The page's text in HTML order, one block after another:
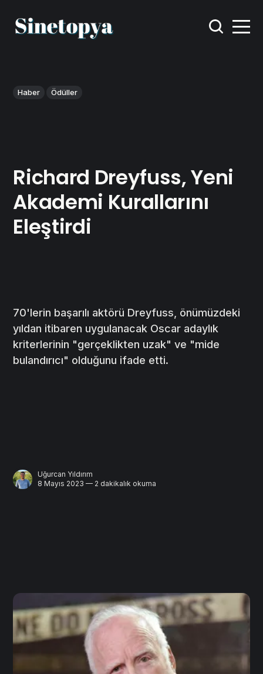
Haber Ödüller
Richard Dreyfuss, Yeni
Akademi Kurallarını
Eleştirdi
70'lerin başarılı aktörü Dreyfuss, önümüzdeki
yıldan itibaren uygulanacak Oscar adaylık
kriterlerinin "gerçeklikten uzak" ve "mide
bulandırıcı" olduğunu ifade etti.
Uğurcan Yıldırım
8 Mayıs 2023 — 2 dakikalık okuma